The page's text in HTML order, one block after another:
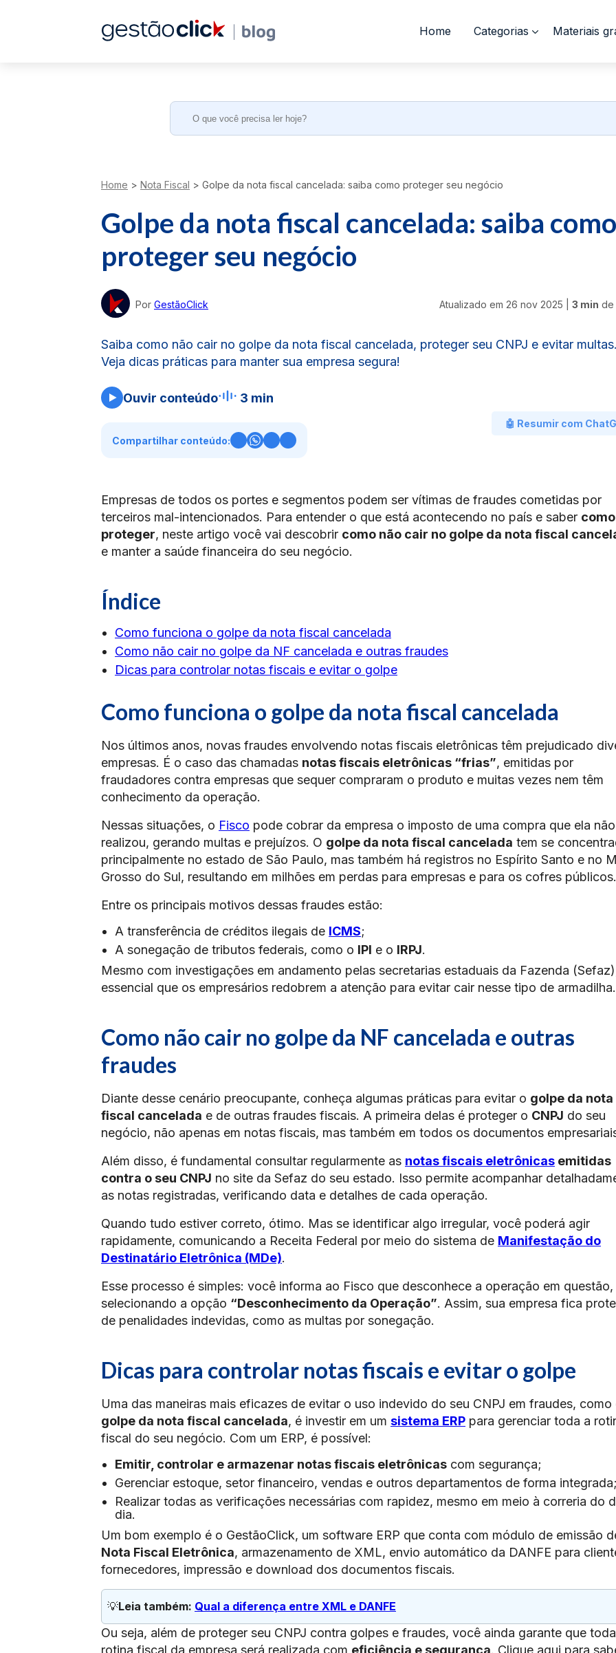
Home Categorias Materiais
Search
Home > Nota Fiscal > Golpe da nota fiscal cancelada: saiba como proteger seu negócio
Golpe da nota fiscal cancelada: saiba como
proteger seu negócio
Por GestãoClick Atualizado em 26 nov 2025 3 min de
Saiba como não cair no golpe da nota fiscal cancelada, proteger seu CNPJ e evitar multas.
Veja dicas práticas para manter sua empresa segura!
Ouvir conteúdo 3 min
🤖 Resumir com
Compartilhar conteúdo:
Empresas de todos os portes e segmentos podem ser vítimas de fraudes cometidas por
terceiros mal-intencionados. Para entender o que está acontecendo no país e saber
proteger, neste artigo você vai descobrir como não cair no golpe da nota fiscal
e manter a saúde financeira do seu negócio.
Índice
Como funciona o golpe da nota fiscal cancelada
Como não cair no golpe da NF cancelada e outras fraudes
Dicas para controlar notas fiscais e evitar o golpe
Como funciona o golpe da nota fiscal cancelada
Nos últimos anos, novas fraudes envolvendo notas fiscais eletrônicas têm prejudicado
empresas. É o caso das chamadas notas fiscais eletrônicas “frias”, emitidas por
fraudadores contra empresas que sequer compraram o produto e muitas vezes nem têm
conhecimento da operação.
Nessas situações, o Fisco pode cobrar da empresa o imposto de uma compra que ela não
realizou, gerando multas e prejuízos. O golpe da nota fiscal cancelada tem se
principalmente no estado de São Paulo, mas também há registros no Espírito Santo e no
Grosso do Sul, resultando em milhões em perdas para empresas e para os cofres públicos.
Entre os principais motivos dessas fraudes estão:
A transferência de créditos ilegais de ICMS;
A sonegação de tributos federais, como o IPI e o IRPJ.
Mesmo com investigações em andamento pelas secretarias estaduais da Fazenda
essencial que os empresários redobrem a atenção para evitar cair nesse tipo de armadilha.
Como não cair no golpe da NF cancelada e outras
fraudes
Diante desse cenário preocupante, conheça algumas práticas para evitar o golpe da nota
fiscal cancelada e de outras fraudes fiscais. A primeira delas é proteger o CNPJ do seu
negócio, não apenas em notas fiscais, mas também em todos os documentos
Além disso, é fundamental consultar regularmente as notas fiscais eletrônicas emitidas
contra o seu CNPJ no site da Sefaz do seu estado. Isso permite acompanhar
as notas registradas, verificando data e detalhes de cada operação.
Quando tudo estiver correto, ótimo. Mas se identificar algo irregular, você poderá agir
rapidamente, comunicando a Receita Federal por meio do sistema de Manifestação do
Destinatário Eletrônica (MDe).
Esse processo é simples: você informa ao Fisco que desconhece a operação em questão,
selecionando a opção “Desconhecimento da Operação”. Assim, sua empresa fica
de penalidades indevidas, como as multas por sonegação.
Dicas para controlar notas fiscais e evitar o golpe
Uma das maneiras mais eficazes de evitar o uso indevido do seu CNPJ em fraudes, como
golpe da nota fiscal cancelada, é investir em um sistema ERP para gerenciar toda a
fiscal do seu negócio. Com um ERP, é possível:
Emitir, controlar e armazenar notas fiscais eletrônicas com segurança;
Gerenciar estoque, setor financeiro, vendas e outros departamentos de forma integrada;
Realizar todas as verificações necessárias com rapidez, mesmo em meio à correria do
dia.
Um bom exemplo é o GestãoClick, um software ERP que conta com módulo de emissão
Nota Fiscal Eletrônica, armazenamento de XML, envio automático da DANFE para
fornecedores, impressão e download dos documentos fiscais.
💡Leia também: Qual a diferença entre XML e DANFE
Ou seja, além de proteger seu CNPJ contra golpes e fraudes, você ainda garante que
rotina fiscal da empresa será realizada com eficiência e segurança. Clique aqui para